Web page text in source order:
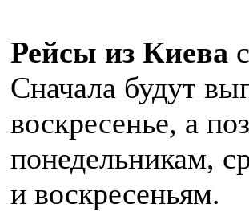
Рейсы из Киева
Сначала будут
воскресенье, а
понедельникам,
и воскресеньям.